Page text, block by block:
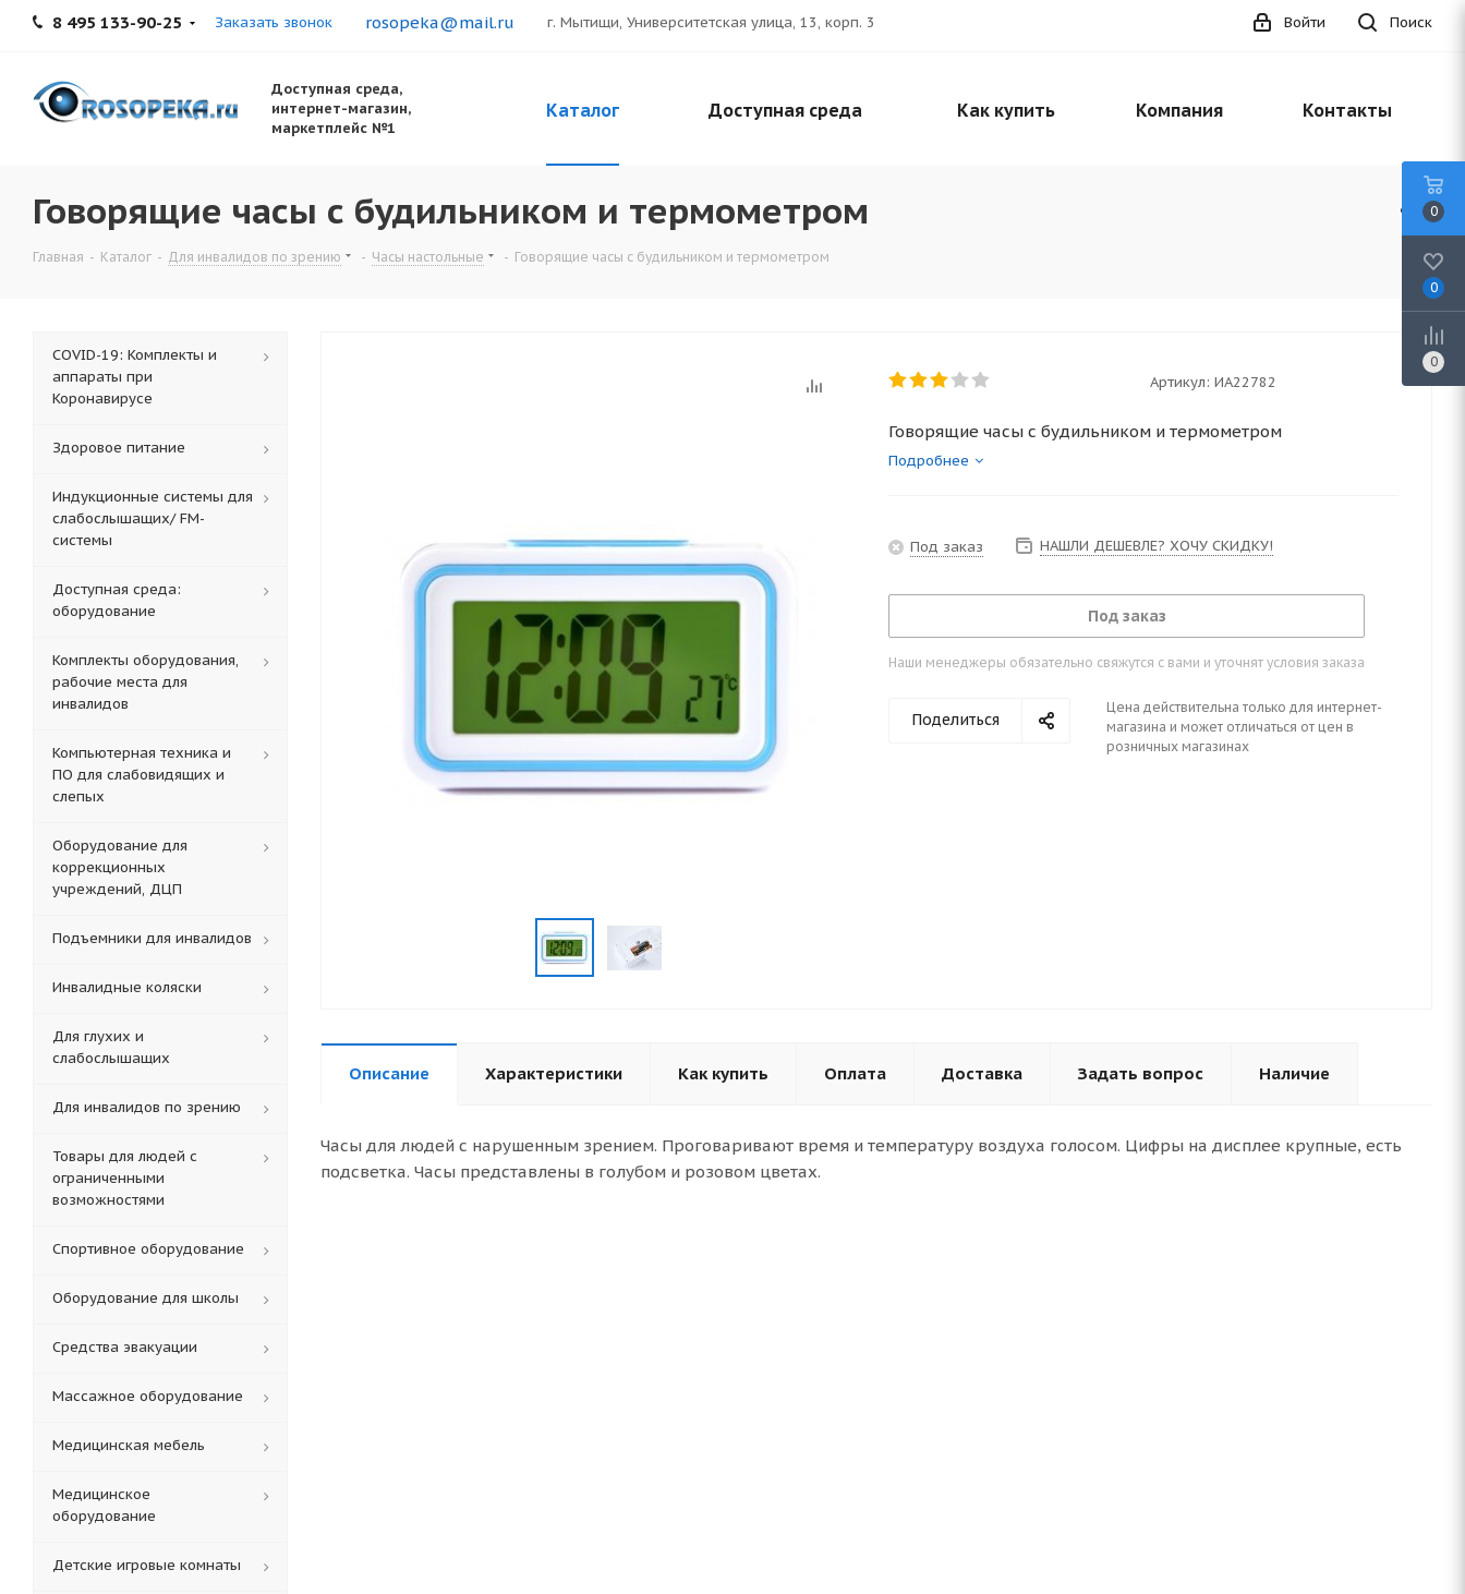
8 495 133-90-25 Заказать звонок rosopeka@mail.ru г. Мытищи, Университетская улица, 13, корп. 3 Поиск
Войти
Доступная среда,
интернет-магазин,
маркетплейс №1
Каталог Доступная среда Как купить Компания Контакты
Говорящие часы с будильником и термометром
Главная - Каталог - Для инвалидов по зрению - Часы настольные - Говорящие часы с будильником и термометром
Артикул: ИА22782
Говорящие часы с будильником и термометром
Подробнее
Под заказ НАШЛИ ДЕШЕВЛЕ? ХОЧУ СКИДКУ!
Под заказ
Наши менеджеры обязательно свяжутся с вами и уточнят условия заказа
Поделиться
Цена действительна только для интернет-
магазина и может отличаться от цен в
розничных магазинах
Описание Характеристики Как купить Оплата Доставка Задать вопрос Наличие
Часы для людей с нарушенным зрением. Проговаривают время и температуру воздуха голосом. Цифры на дисплее крупные, есть
подсветка. Часы представлены в голубом и розовом цветах.
COVID-19: Комплекты и
аппараты при
Коронавирусе
Здоровое питание
Индукционные системы для
слабослышащих/ FM-
системы
Доступная среда:
оборудование
Комплекты оборудования,
рабочие места для
инвалидов
Компьютерная техника и
ПО для слабовидящих и
слепых
Оборудование для
коррекционных
учреждений, ДЦП
Подъемники для инвалидов
Инвалидные коляски
Для глухих и
слабослышащих
Для инвалидов по зрению
Товары для людей с
ограниченными
возможностями
Спортивное оборудование
Оборудование для школы
Средства эвакуации
Массажное оборудование
Медицинская мебель
Медицинское
оборудование
Детские игровые комнаты
0
0
0